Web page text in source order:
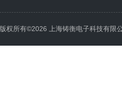
版权所有©2026 上海铸衡电子科技有